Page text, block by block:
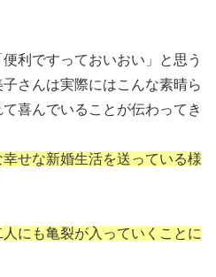
利ですっておいおい」と思う
さんは実際にはこんな素晴ら
喜んでいることが伝わってき
せな新婚生活を送っている様
にも亀裂が入っていくことに